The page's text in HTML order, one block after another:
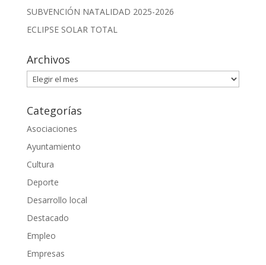
SUBVENCIÓN NATALIDAD 2025-2026
ECLIPSE SOLAR TOTAL
Archivos
Archivos
Categorías
Asociaciones
Ayuntamiento
Cultura
Deporte
Desarrollo local
Destacado
Empleo
Empresas